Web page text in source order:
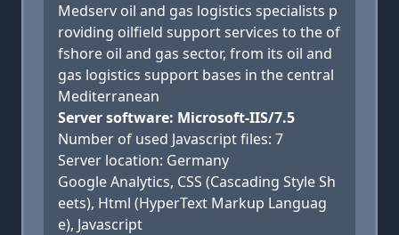
Medserv oil and gas logistics specialists p
roviding oilfield support services to the of
fshore oil and gas sector, from its oil and
gas logistics support bases in the central
Mediterranean
Server software: Microsoft-IIS/7.5
Number of used Javascript files: 7
Server location: Germany
Google Analytics, CSS (Cascading Style Sh
eets), Html (HyperText Markup Languag
e), Javascript